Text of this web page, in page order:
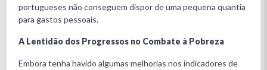
portugueses não conseguem dispor de uma pequena quantia
para gastos pessoais.
A Lentidão dos Progressos no Combate à Pobreza
Embora tenha havido algumas melhorias nos indicadores de